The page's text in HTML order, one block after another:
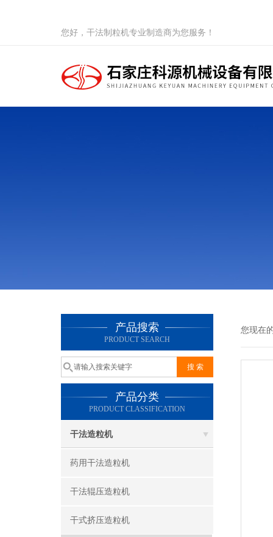
您好，干法制粒机专业制造商为您服务！
产品搜索
PRODUCT SEARCH
产品分类
PRODUCT CLASSIFICATION
干法造粒机
药用干法造粒机
干法辊压造粒机
干式挤压造粒机
您现在